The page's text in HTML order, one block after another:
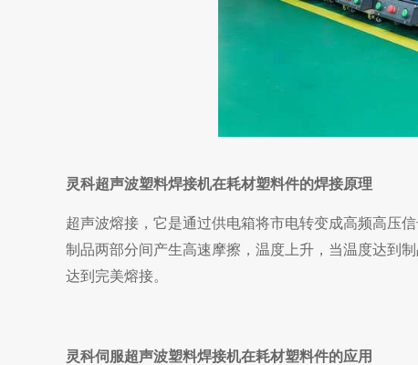
灵科超声波塑料焊接机在耗材塑料件的焊接原理
超声波熔接，它是通过供电箱将市电转变成高频高压
制品两部分间产生高速摩擦，温度上升，当温度达到
达到完美熔接。
灵科伺服超声波塑料焊接机在耗材塑料件的应用